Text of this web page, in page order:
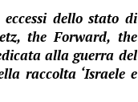
dello stato di
the Forward, the
alla guerra del
raccolta ‘Israele e